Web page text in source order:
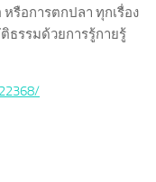
รือการตกปลา ทุกเรื่อง
ธรรมด้วยการรู้กายรู้